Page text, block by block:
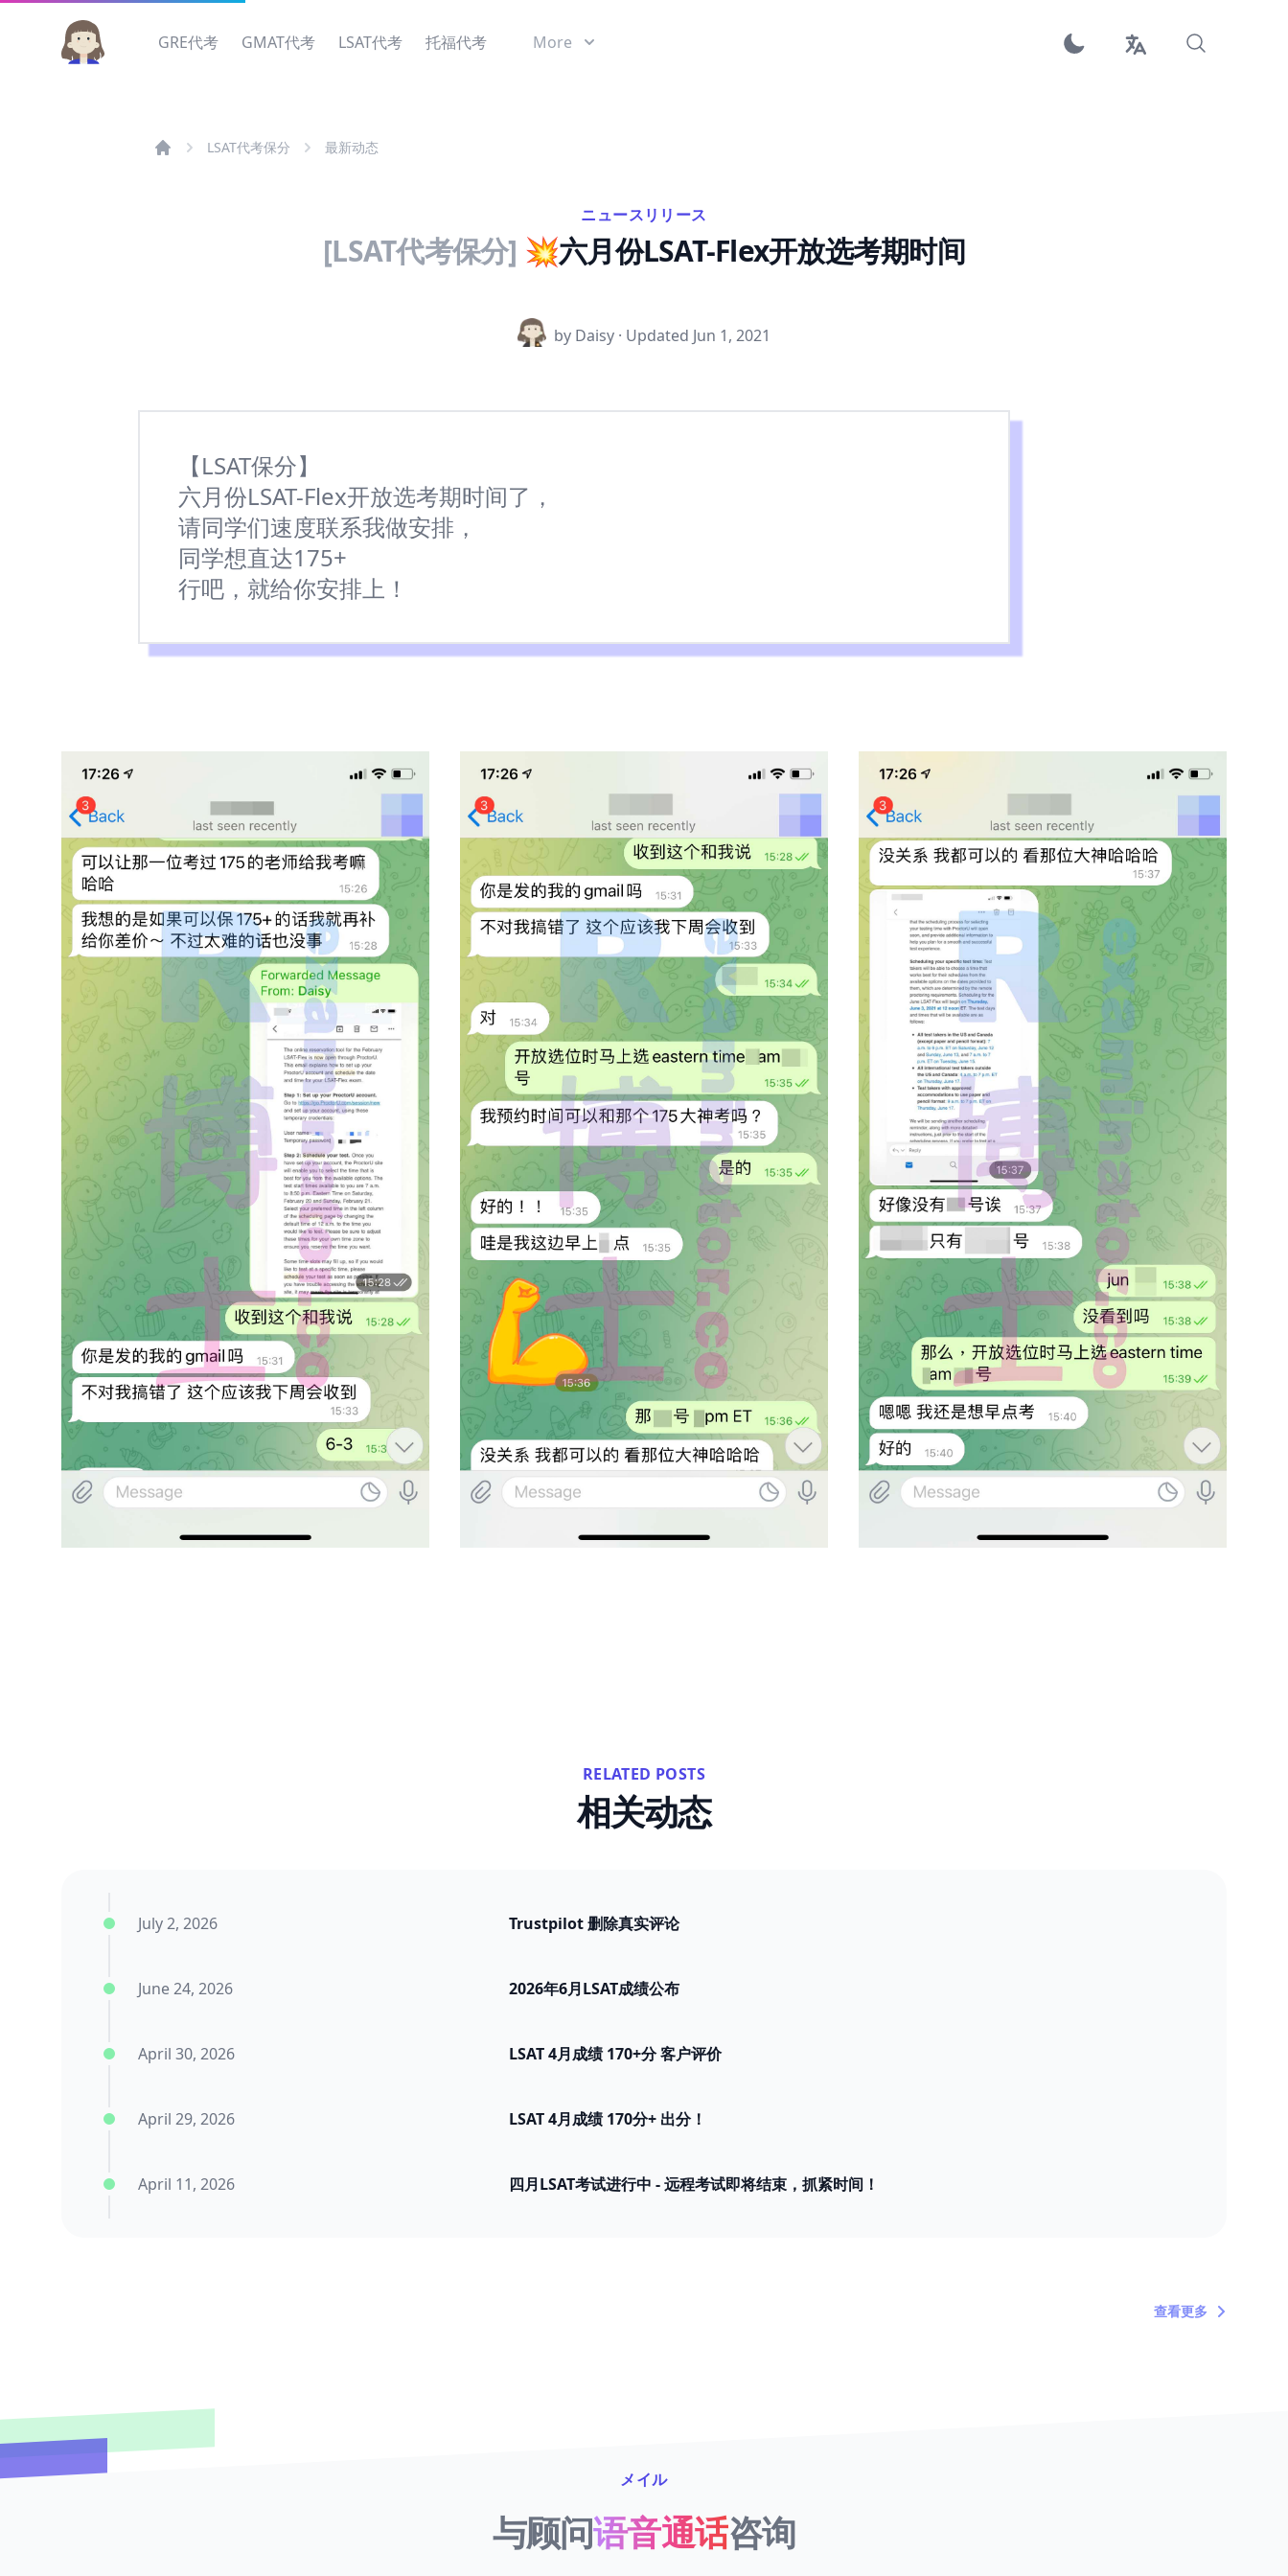
GRE代考 GMAT代考 LSAT代考 托福代考 More
LSAT代考保分 最新动态
ニュースリリース
[LSAT代考保分] 💥六月份LSAT-Flex开放选考期时间
by Daisy · Updated Jun 1, 2021
【LSAT保分】
六月份LSAT-Flex开放选考期时间了，
请同学们速度联系我做安排，
同学想直达175+
行吧，就给你安排上！
RELATED POSTS
相关动态
Trustpilot 删除真实评论
July 2, 2026
2026年6月LSAT成绩公布
June 24, 2026
LSAT 4月成绩 170+分 客户评价
April 30, 2026
LSAT 4月成绩 170分+ 出分！
April 29, 2026
四月LSAT考试进行中 - 远程考试即将结束，抓紧时间！
April 11, 2026
查看更多
メイル
与顾问语音通话咨询